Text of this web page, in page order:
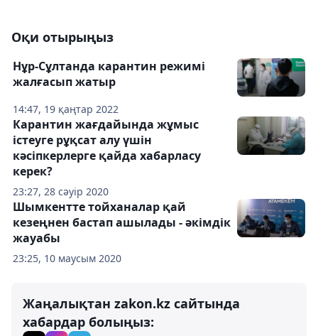
Оқи отырыңыз
14:47, 19 қаңтар 2022
Нұр-Сұлтанда карантин режимі
жалғасып жатыр
23:27, 28 сәуір 2020
Карантин жағдайында жұмыс
істеуге рұқсат алу үшін
кәсіпкерлерге қайда хабарласу
керек?
23:25, 10 маусым 2020
Шымкентте тойханалар қай
кезеңнен бастап ашылады - әкімдік
жауабы
Жаңалықтан zakon.kz сайтында
хабардар болыңыз: